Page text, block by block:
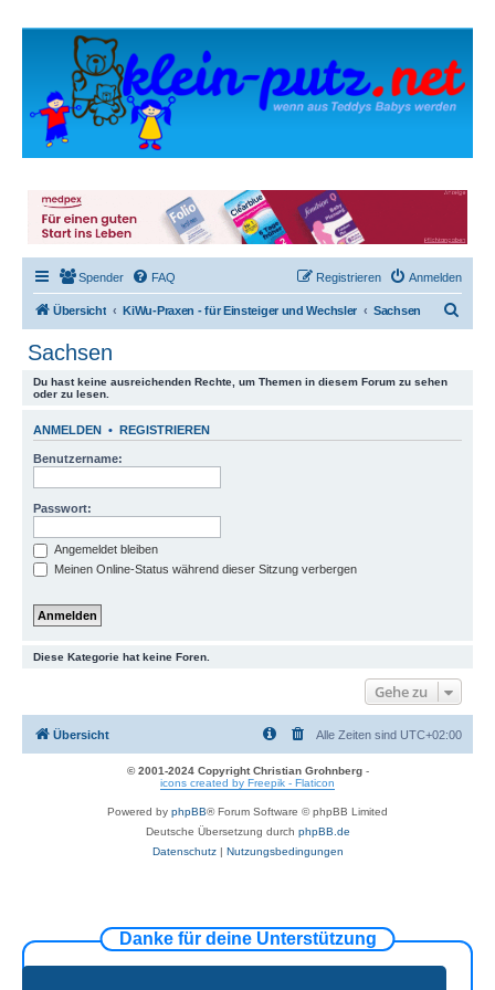
Spender FAQ Anmelden
Registrieren
Übersicht KiWu-Praxen - für Einsteiger und Wechsler Sachsen
Sachsen
Du hast keine ausreichenden Rechte, um Themen in diesem Forum zu sehen
oder zu lesen.
ANMELDEN • REGISTRIEREN
Benutzername:
Passwort:
Angemeldet bleiben
Meinen Online-Status während dieser Sitzung verbergen
Diese Kategorie hat keine Foren.
Gehe zu
Übersicht Alle Zeiten sind UTC+02:00
© 2001-2024 Copyright Christian Grohnberg-
icons created by Freepik - Flaticon
Powered by phpBB® Forum Software © phpBB Limited
Deutsche Übersetzung durch phpBB.de
Datenschutz| Nutzungsbedingungen
Danke für deine Unterstützung